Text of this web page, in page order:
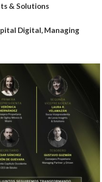
& Solutions
Digital, Managing